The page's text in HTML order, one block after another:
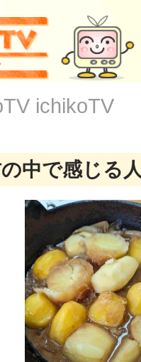
ichikoTV
中で感じる